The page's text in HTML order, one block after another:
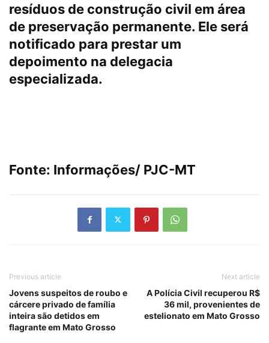
resíduos de construção civil em área
de preservação permanente. Ele será
notificado para prestar um
depoimento na delegacia
especializada.
Fonte: Informações/ PJC-MT
Previous article
Jovens suspeitos de roubo e
cárcere privado de família
inteira são detidos em
flagrante em Mato Grosso
Next article
A Polícia Civil recuperou R$
36 mil, provenientes de
estelionato em Mato Grosso